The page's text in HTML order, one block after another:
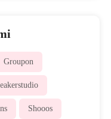
Groupon
Shooos